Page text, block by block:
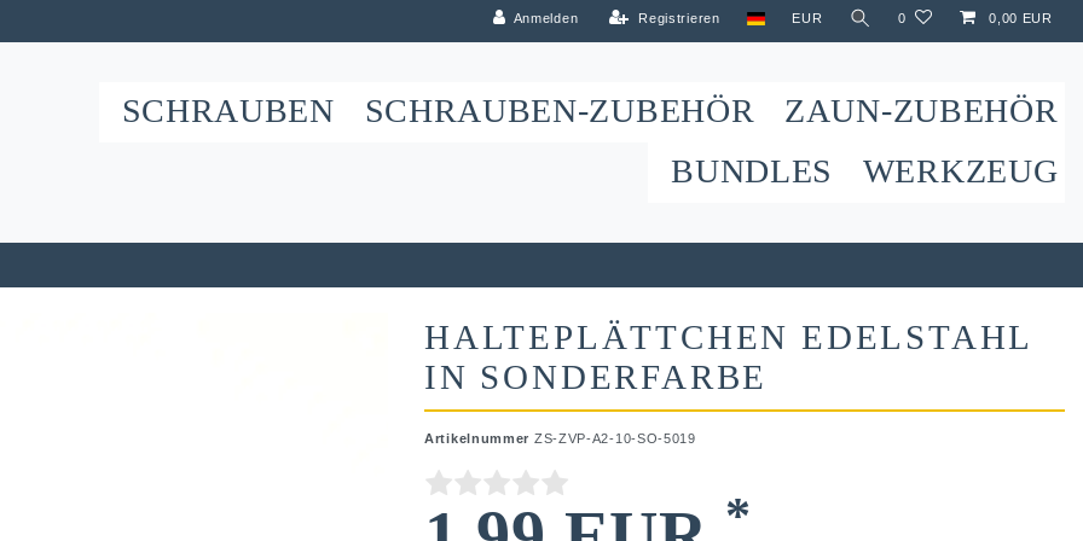
Anmelden Registrieren EUR 0 0,00 EUR
SCHRAUBEN SCHRAUBEN-ZUBEHÖR
ZAUN-ZUBEHÖR
BUNDLES
WERKZEUG
HALTEPLÄTTCHEN EDELSTAHL
IN SONDERFARBE
Artikelnummer ZS-ZVP-A2-10-SO-5019
*